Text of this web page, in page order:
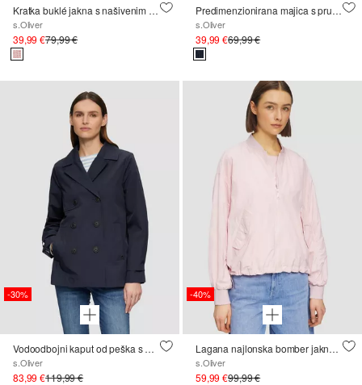
Kratka buklé jakna s našivenim džepovima
s.Oliver
39,99 €79,99 €
Predimenzionirana majica s prugicama
s.Oliver
39,99 €69,99 €
-30%
Vodoodbojni kaput od peška s detaljem trake na rukavu
s.Oliver
83,99 €119,99 €
-40%
Lagana najlonska bomber jakna opuštenog kroja
s.Oliver
59,99 €99,99 €